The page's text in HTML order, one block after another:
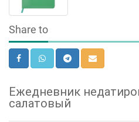
Share to
Ежедневник
салатовый